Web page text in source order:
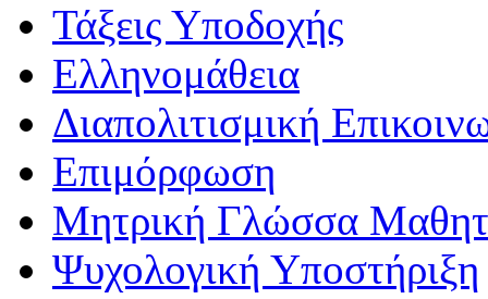
Τάξεις Υποδοχής
Ελληνομάθεια
Διαπολιτισμική
Επιμόρφωση
Μητρική Γλώσσα
Ψυχολογική Υποστήριξη